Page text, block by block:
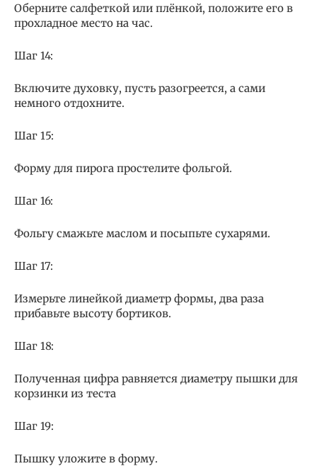
Оберните салфеткой или плёнкой, положите его в
прохладное место на час.
Шаг 14:
Включите духовку, пусть разогреется, а сами
немного отдохните.
Шаг 15:
Форму для пирога простелите фольгой.
Шаг 16:
Фольгу смажьте маслом и посыпьте сухарями.
Шаг 17:
Измерьте линейкой диаметр формы, два раза
прибавьте высоту бортиков.
Шаг 18:
Полученная цифра равняется диаметру пышки для
корзинки из теста
Шаг 19:
Пышку уложите в форму.